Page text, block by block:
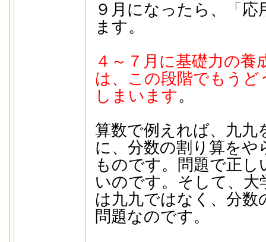
９月になったら、「応
ます。
４～７月に基礎力の養
は、この段階でもう
しまいます。
算数で例えれば、九九
に、分数の割り算を
ものです。問題で正
いのです。そして、
は九九ではなく、分
問題なのです。